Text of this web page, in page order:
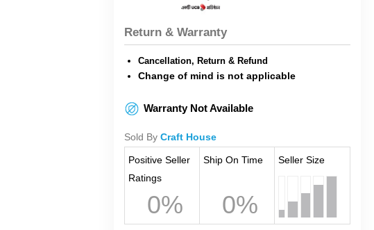
Return & Warranty
Cancellation, Return & Refund
Change of mind is not applicable
Warranty Not Available
Sold By Craft House
Positive Seller
Ratings
0%
Ship On Time
0%
Seller Size